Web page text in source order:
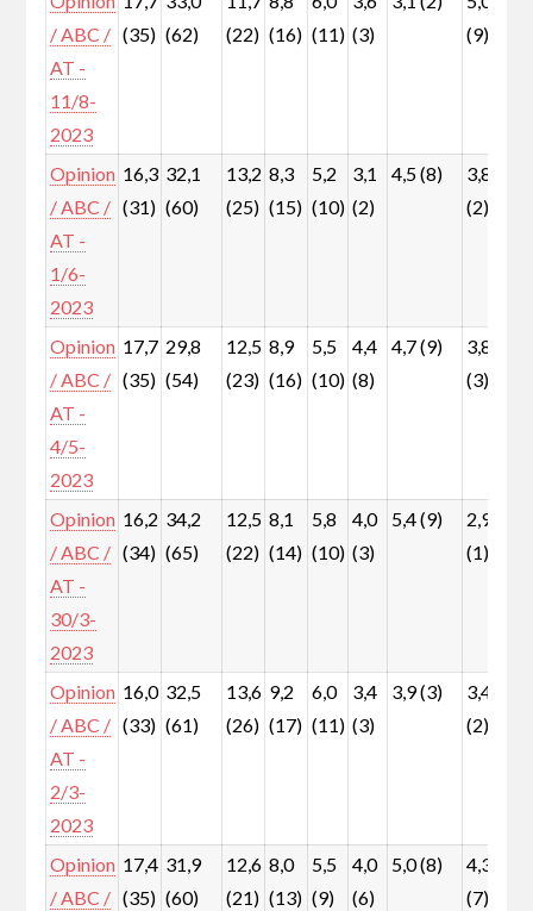
/ ABC /
AT -
11/8-
2023
(35) (62)
(22) (16) (11) (3)
(9)
Opinion
/ ABC /
AT -
1/6-
2023
16,3
(31)
32,1
(60)
13,2
(25)
8,3
(15)
5,2
(10)
3,1
(2)
4,5 (8)
3,8
(2)
Opinion
/ ABC /
AT -
4/5-
2023
17,7
(35)
29,8
(54)
12,5
(23)
8,9
(16)
5,5
(10)
4,4
(8)
4,7 (9)
3,8
(3)
Opinion
/ ABC /
AT -
30/3-
2023
16,2
(34)
34,2
(65)
12,5
(22)
8,1
(14)
5,8
(10)
4,0
(3)
5,4 (9)
2,9
(1)
Opinion
/ ABC /
AT -
2/3-
2023
16,0
(33)
32,5
(61)
13,6
(26)
9,2
(17)
6,0
(11)
3,4
(3)
3,9 (3)
3,4
(2)
Opinion
/ ABC /
17,4
(35)
31,9
(60)
12,6
(21)
8,0
(13)
5,5
(9)
4,0
(6)
5,0 (8)
4,3
(7)